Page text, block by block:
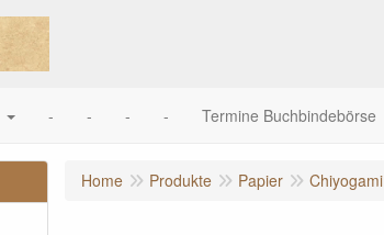
- - - - Termine Buchbindebörse
Home Produkte Papier Chiyogami